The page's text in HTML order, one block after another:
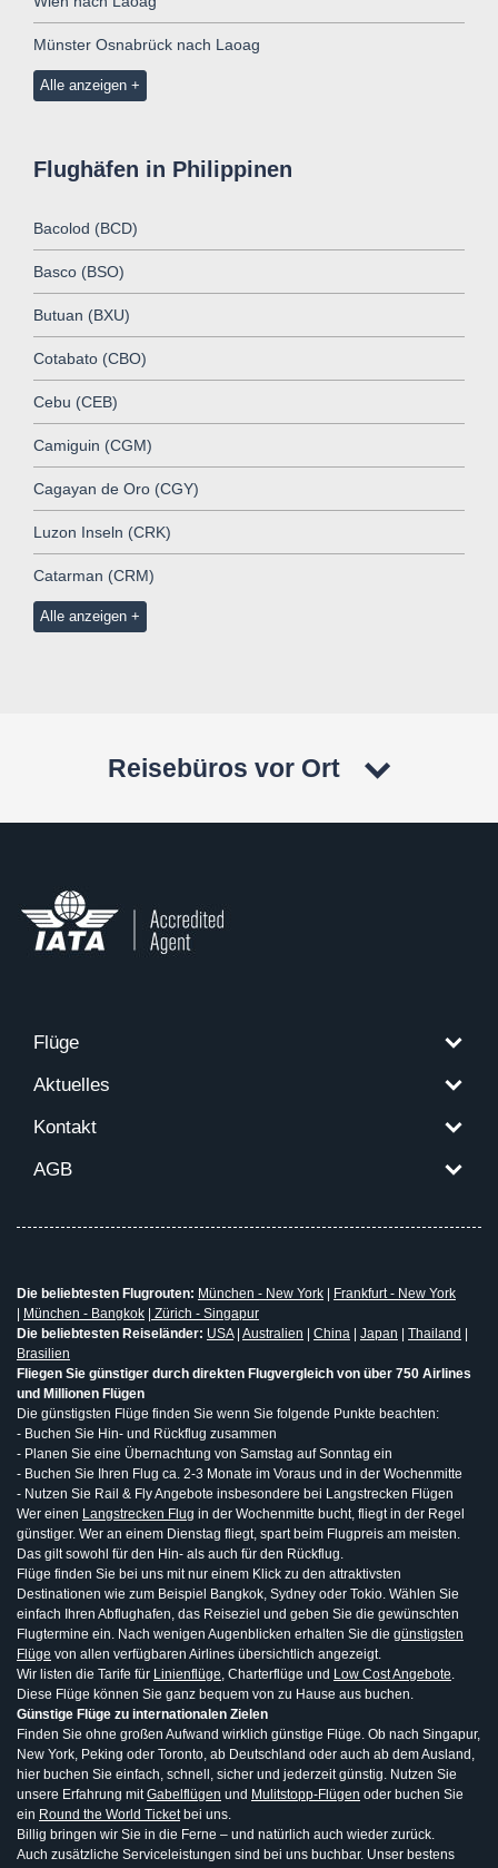
Münster Osnabrück nach Laoag
Alle anzeigen
Flughäfen in Philippinen
Bacolod (BCD)
Basco (BSO)
Butuan (BXU)
Cotabato (CBO)
Cebu (CEB)
Camiguin (CGM)
Cagayan de Oro (CGY)
Luzon Inseln (CRK)
Catarman (CRM)
Alle anzeigen
Reisebüros vor Ort
Flüge
Aktuelles
Kontakt
AGB
Die beliebtesten Flugrouten: München - New York
Frankfurt - New York
München - Bangkok
Zürich - Singapur
Die beliebtesten Reiseländer: USA| Australien China Japan Thailand
Brasilien
Fliegen Sie günstiger durch direkten Flugvergleich von über 750 Airlines
und Millionen Flügen
Die günstigsten Flüge finden Sie wenn Sie folgende Punkte beachten:
- Buchen Sie Hin- und Rückflug zusammen
- Planen Sie eine Übernachtung von Samstag auf Sonntag ein
- Buchen Sie Ihren Flug ca. 2-3 Monate im Voraus und in der Wochenmitte
- Nutzen Sie Rail & Fly Angebote insbesondere bei Langstrecken Flügen
Wer einen Langstrecken Flug in der Wochenmitte bucht, fliegt in der Regel
günstiger. Wer an einem Dienstag fliegt, spart beim Flugpreis am meisten.
Das gilt sowohl für den Hin- als auch für den Rückflug.
Flüge finden Sie bei uns mit nur einem Klick zu den attraktivsten
Destinationen wie zum Beispiel Bangkok, Sydney oder Tokio. Wählen Sie
einfach Ihren Abflughafen, das Reiseziel und geben Sie die gewünschten
Flugtermine ein. Nach wenigen Augenblicken erhalten Sie die günstigsten
Flüge von allen verfügbaren Airlines übersichtlich angezeigt.
Wir listen die Tarife für Linienflüge, Charterflüge und Low Cost Angebote.
Diese Flüge können Sie ganz bequem von zu Hause aus buchen.
Günstige Flüge zu internationalen Zielen
Finden Sie ohne großen Aufwand wirklich günstige Flüge. Ob nach Singapur,
New York, Peking oder Toronto, ab Deutschland oder auch ab dem Ausland,
hier buchen Sie einfach, schnell, sicher und jederzeit günstig. Nutzen Sie
unsere Erfahrung mitGabelflügen und Mulitstopp-Flügen oder buchen Sie
ein Round the World Ticketbei uns.
Billig bringen wir Sie in die Ferne – und natürlich auch wieder zurück.
Auch zusätzliche Serviceleistungen sind bei uns buchbar. Unser bestens